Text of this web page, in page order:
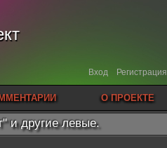
Вход Регистрация
О ПРОЕКТЕ
и другие левые.